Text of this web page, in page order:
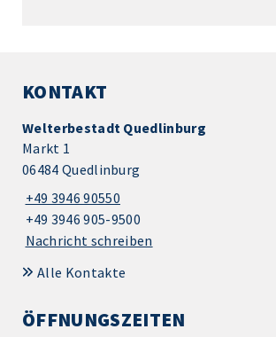
KONTAKT
Welterbestadt Quedlinburg
Markt 1
06484 Quedlinburg
+49 3946 90550
+49 3946 905-9500
Nachricht schreiben
Alle Kontakte
ÖFFNUNGSZEITEN